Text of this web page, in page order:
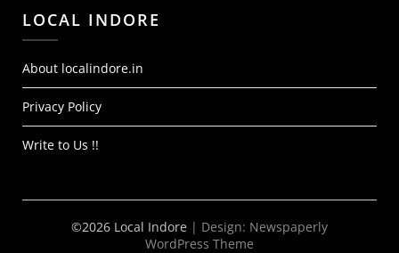
LOCAL INDORE
About localindore.in
Privacy Policy
Write to Us !!
©2026 Local Indore | Design: Newspaperly
WordPress Theme